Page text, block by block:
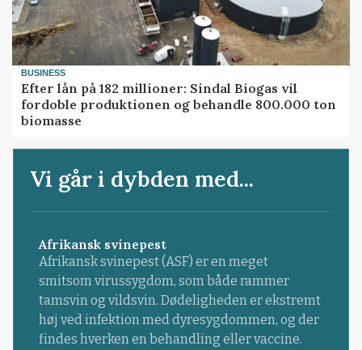
BUSINESS
Efter lån på 182 millioner: Sindal Biogas vil
fordoble produktionen og behandle 800.000 ton
biomasse
Vi går i dybden med...
Afrikansk svinepest
Afrikansk svinepest (ASF) er en meget
smitsom virussygdom, som både rammer
tamsvin og vildsvin. Dødeligheden er ekstremt
høj ved infektion med dyresygdommen, og der
findes hverken en behandling eller vaccine.